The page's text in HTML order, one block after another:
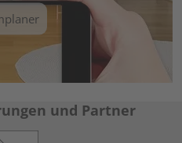
und Partner